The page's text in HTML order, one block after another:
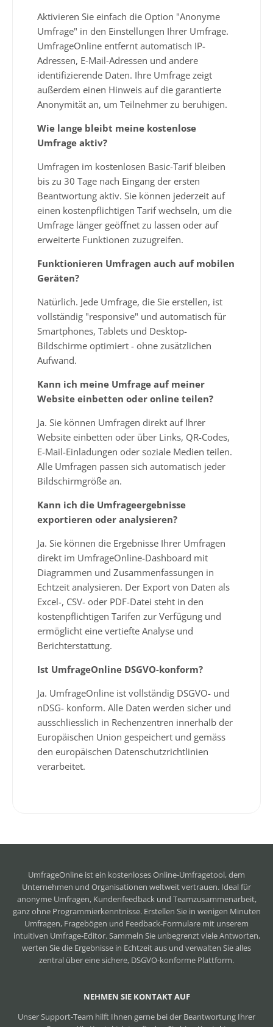
Aktivieren Sie einfach die Option "Anonyme
Umfrage" in den Einstellungen Ihrer Umfrage.
UmfrageOnline entfernt automatisch IP-
Adressen, E-Mail-Adressen und andere
identifizierende Daten. Ihre Umfrage zeigt
außerdem einen Hinweis auf die garantierte
Anonymität an, um Teilnehmer zu beruhigen.
Wie lange bleibt meine kostenlose
Umfrage aktiv?
Umfragen im kostenlosen Basic-Tarif bleiben
bis zu 30 Tage nach Eingang der ersten
Beantwortung aktiv. Sie können jederzeit auf
einen kostenpflichtigen Tarif wechseln, um die
Umfrage länger geöffnet zu lassen oder auf
erweiterte Funktionen zuzugreifen.
Funktionieren Umfragen auch auf mobilen
Geräten?
Natürlich. Jede Umfrage, die Sie erstellen, ist
vollständig "responsive" und automatisch für
Smartphones, Tablets und Desktop-
Bildschirme optimiert - ohne zusätzlichen
Aufwand.
Kann ich meine Umfrage auf meiner
Website einbetten oder online teilen?
Ja. Sie können Umfragen direkt auf Ihrer
Website einbetten oder über Links, QR-Codes,
E-Mail-Einladungen oder soziale Medien teilen.
Alle Umfragen passen sich automatisch jeder
Bildschirmgröße an.
Kann ich die Umfrageergebnisse
exportieren oder analysieren?
Ja. Sie können die Ergebnisse Ihrer Umfragen
direkt im UmfrageOnline-Dashboard mit
Diagrammen und Zusammenfassungen in
Echtzeit analysieren. Der Export von Daten als
Excel-, CSV- oder PDF-Datei steht in den
kostenpflichtigen Tarifen zur Verfügung und
ermöglicht eine vertiefte Analyse und
Berichterstattung.
Ist UmfrageOnline DSGVO-konform?
Ja. UmfrageOnline ist vollständig DSGVO- und
nDSG- konform. Alle Daten werden sicher und
ausschliesslich in Rechenzentren innerhalb der
Europäischen Union gespeichert und gemäss
den europäischen Datenschutzrichtlinien
verarbeitet.
UmfrageOnline ist ein kostenloses Online-Umfragetool, dem
Unternehmen und Organisationen weltweit vertrauen. Ideal für
anonyme Umfragen, Kundenfeedback und Teamzusammenarbeit,
ganz ohne Programmierkenntnisse. Erstellen Sie in wenigen Minuten
Umfragen, Fragebögen und Feedback-Formulare mit unserem
intuitiven Umfrage-Editor. Sammeln Sie unbegrenzt viele Antworten,
werten Sie die Ergebnisse in Echtzeit aus und verwalten Sie alles
zentral über eine sichere, DSGVO-konforme Plattform.
NEHMEN SIE KONTAKT AUF
Unser Support-Team hilft Ihnen gerne bei der Beantwortung Ihrer